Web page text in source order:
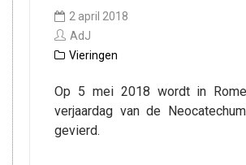
2 april 2018
AdJ
Vieringen
Op 5 mei 2018 wordt in
verjaardag van de
gevierd.